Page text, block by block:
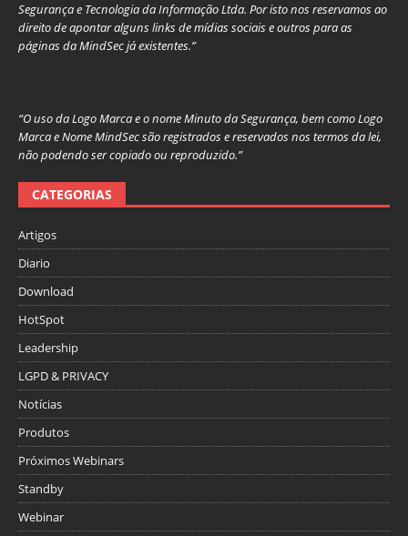
Segurança e Tecnologia da Informação Ltda. Por isto nos reservamos ao
direito de apontar alguns links de mídias sociais e outros para as
páginas da MindSec já existentes.”
“O uso da Logo Marca e o nome Minuto da Segurança, bem como Logo
Marca e Nome MindSec são registrados e reservados nos termos da lei,
não podendo ser copiado ou reproduzido.”
CATEGORIAS
Artigos
Diario
Download
HotSpot
Leadership
LGPD & PRIVACY
Notícias
Produtos
Próximos Webinars
Standby
Webinar